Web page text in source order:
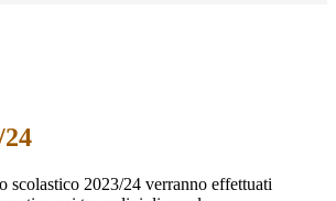
scolastico 2023/24 verranno effettuati